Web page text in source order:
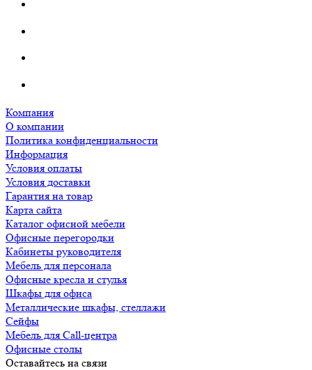
Компания
О компании
Политика конфиденциальности
Информация
Условия оплаты
Условия доставки
Гарантия на товар
Карта сайта
Каталог офисной мебели
Офисные перегородки
Кабинеты руководителя
Мебель для персонала
Офисные кресла и стулья
Шкафы для офиса
Металлические шкафы, стеллажи
Сейфы
Мебель для Call-центра
Офисные столы
Оставайтесь на связи